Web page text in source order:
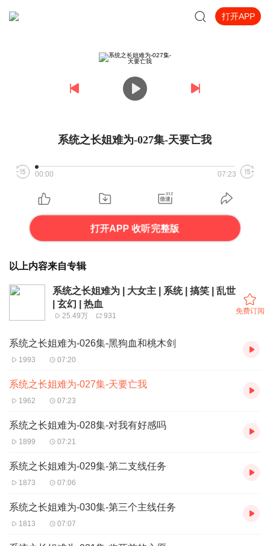
打开APP
系统之长姐难为-027集-天要亡我
00:00 07:23
打开APP 收听完整版
以上内容来自专辑
系统之长姐难为 | 大女主 | 系统 | 搞笑 | 乱世
| 玄幻 | 热血
25.49万 931
免费订阅
系统之长姐难为-026集-黑狗血和桃木剑
1993 07:20
系统之长姐难为-027集-天要亡我
1962 07:23
系统之长姐难为-028集-对我有好感吗
1899 07:21
系统之长姐难为-029集-第二支线任务
1873 07:06
系统之长姐难为-030集-第三个主线任务
1813 07:07